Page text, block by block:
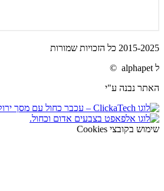
2015-2025 כל הזכויות שמורות
ל alphapet ©
האתר נבנה ע"י
שימוש בקובצי Cookies